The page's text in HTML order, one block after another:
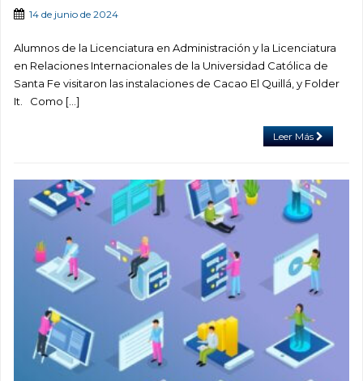
14 de junio de 2024
Alumnos de la Licenciatura en Administración y la Licenciatura
en Relaciones Internacionales de la Universidad Católica de
Santa Fe visitaron las instalaciones de Cacao El Quillá, y Folder
It. Como […]
Leer Más